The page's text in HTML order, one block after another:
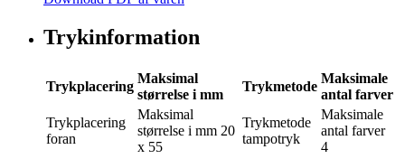
Trykinformation
Trykplacering
Maksimal
størrelse i mm
Trykmetode
Maksimale
antal farver
Trykplacering
foran
Maksimal
størrelse i mm 20
x 55
Trykmetode
tampotryk
Maksimale
antal farver
4